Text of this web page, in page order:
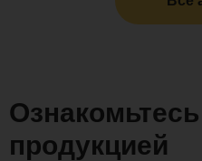
продукцией